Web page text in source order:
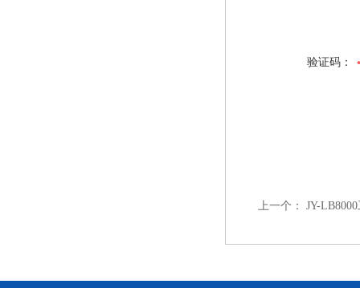
验证码：
上一个： JY-